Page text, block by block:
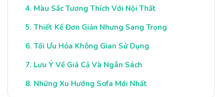
Màu Sắc Tương Thích Với Nội Thất
Thiết Kế Đơn Giản Nhưng Sang Trọng
Tối Ưu Hóa Không Gian Sử Dụng
Lưu Ý Về Giá Cả Và Ngân Sách
Những Xu Hướng Sofa Mới Nhất